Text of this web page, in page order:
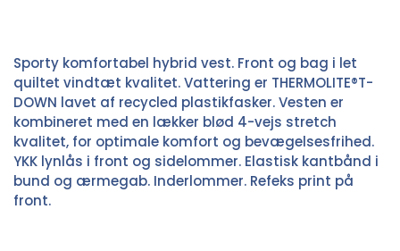
Sporty komfortabel hybrid vest. Front og bag i let
quiltet vindtæt kvalitet. Vattering er THERMOLITE®T-
DOWN lavet af recycled plastikfasker. Vesten er
kombineret med en lækker blød 4-vejs stretch
kvalitet, for optimale komfort og bevægelsesfrihed.
YKK lynlås i front og sidelommer. Elastisk kantbånd i
bund og ærmegab. Inderlommer. Refeks print på
front.